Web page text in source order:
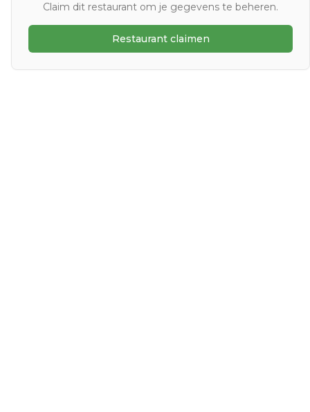
Claim dit restaurant om je gegevens te beheren.
Restaurant claimen